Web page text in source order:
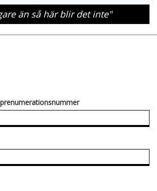
än så här blir det inte"